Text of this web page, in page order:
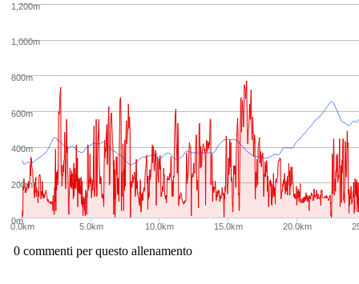
0.0km 5.0km 10.0km 15.0km 20.0km
0m
200m
400m
600m
800m
1,000m
1,200m
0 commenti per questo allenamento